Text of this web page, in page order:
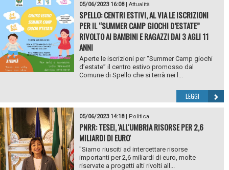
05/06/2023 16:08| Attualità
SPELLO: CENTRI ESTIVI, AL VIA LE ISCRIZIONI
PER IL “SUMMER CAMP GIOCHI D’ESTATE”
RIVOLTO AI BAMBINI E RAGAZZI DAI 3 AGLI 11
ANNI
Aperte le iscrizioni per “Summer Camp giochi
d’estate” il centro estivo promosso dal
Comune di Spello che si terrà nei l...
LEGGI
05/06/2023 14:18| Politica
PNRR: TESEI, 'ALL'UMBRIA RISORSE PER 2,6
MILIARDI DI EURO'
"Siamo riusciti ad intercettare risorse
importanti per 2,6 miliardi di euro, molte
riservate a progetti alti rivolti all...